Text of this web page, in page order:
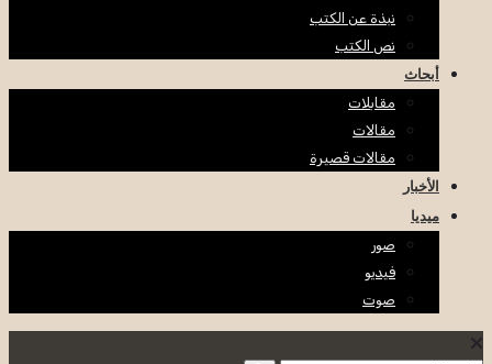
نبذة عن الكتب
نص الكتب
أبحاث
مقابلات
مقالات
مقالات قصيرة
الأخبار
ميديا
صور
فيديو
صوت